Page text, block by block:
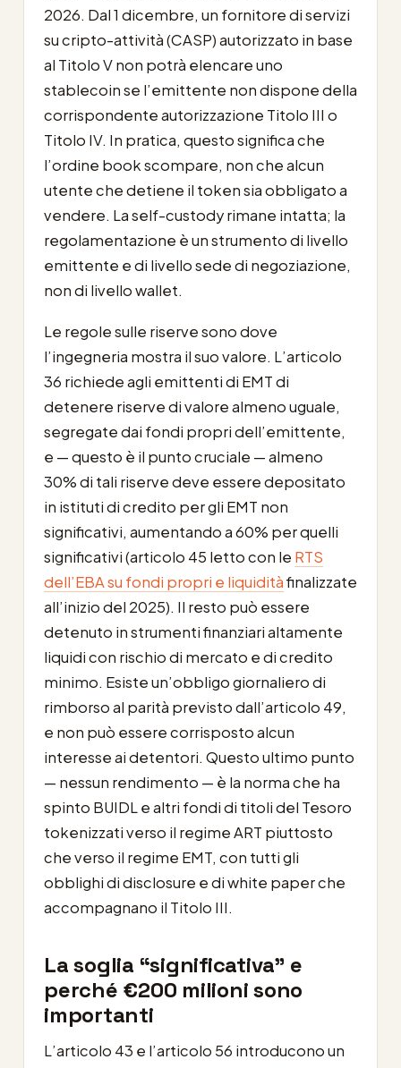
2026. Dal 1 dicembre, un fornitore di servizi
su cripto-attività (CASP) autorizzato in base
al Titolo V non potrà elencare uno
stablecoin se l’emittente non dispone della
corrispondente autorizzazione Titolo III o
Titolo IV. In pratica, questo significa che
l’ordine book scompare, non che alcun
utente che detiene il token sia obbligato a
vendere. La self-custody rimane intatta; la
regolamentazione è un strumento di livello
emittente e di livello sede di negoziazione,
non di livello wallet.
Le regole sulle riserve sono dove
l’ingegneria mostra il suo valore. L’articolo
36 richiede agli emittenti di EMT di
detenere riserve di valore almeno uguale,
segregate dai fondi propri dell’emittente,
e — questo è il punto cruciale — almeno
30% di tali riserve deve essere depositato
in istituti di credito per gli EMT non
significativi, aumentando a 60% per quelli
significativi (articolo 45 letto con le RTS
dell’EBA su fondi propri e liquiditàfinalizzate
all’inizio del 2025). Il resto può essere
detenuto in strumenti finanziari altamente
liquidi con rischio di mercato e di credito
minimo. Esiste un’obbligo giornaliero di
rimborso al parità previsto dall’articolo 49,
e non può essere corrisposto alcun
interesse ai detentori. Questo ultimo punto
— nessun rendimento — è la norma che ha
spinto BUIDL e altri fondi di titoli del Tesoro
tokenizzati verso il regime ART piuttosto
che verso il regime EMT, con tutti gli
obblighi di disclosure e di white paper che
accompagnano il Titolo III.
La soglia “significativa” e
perché €200 milioni sono
importanti
L’articolo 43 e l’articolo 56 introducono un